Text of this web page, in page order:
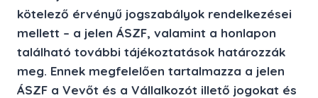
kötelező érvényű jogszabályok rendelkezései
mellett – a jelen ÁSZF, valamint a honlapon
található további tájékoztatások határozzák
meg. Ennek megfelelően tartalmazza a jelen
ÁSZF a Vevőt és a Vállalkozót illető jogokat és